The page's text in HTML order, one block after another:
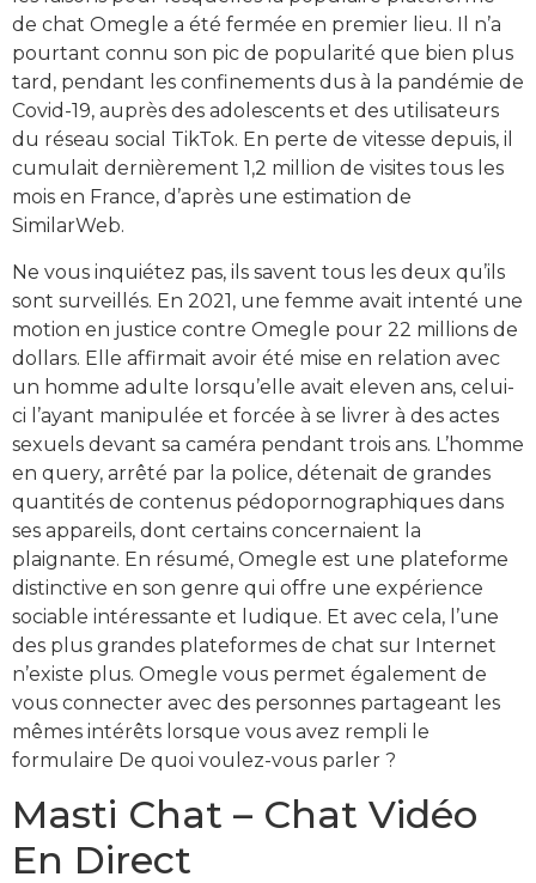
de chat Omegle a été fermée en premier lieu. Il n’a
pourtant connu son pic de popularité que bien plus
tard, pendant les confinements dus à la pandémie de
Covid-19, auprès des adolescents et des utilisateurs
du réseau social TikTok. En perte de vitesse depuis, il
cumulait dernièrement 1,2 million de visites tous les
mois en France, d’après une estimation de
SimilarWeb.
Ne vous inquiétez pas, ils savent tous les deux qu’ils
sont surveillés. En 2021, une femme avait intenté une
motion en justice contre Omegle pour 22 millions de
dollars. Elle affirmait avoir été mise en relation avec
un homme adulte lorsqu’elle avait eleven ans, celui-
ci l’ayant manipulée et forcée à se livrer à des actes
sexuels devant sa caméra pendant trois ans. L’homme
en query, arrêté par la police, détenait de grandes
quantités de contenus pédopornographiques dans
ses appareils, dont certains concernaient la
plaignante. En résumé, Omegle est une plateforme
distinctive en son genre qui offre une expérience
sociable intéressante et ludique. Et avec cela, l’une
des plus grandes plateformes de chat sur Internet
n’existe plus. Omegle vous permet également de
vous connecter avec des personnes partageant les
mêmes intérêts lorsque vous avez rempli le
formulaire De quoi voulez-vous parler ?
Masti Chat – Chat Vidéo
En Direct